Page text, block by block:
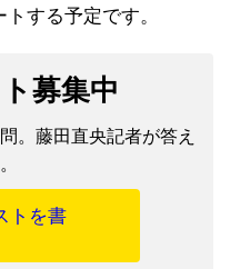
する予定です。
。藤田直央記者が答え